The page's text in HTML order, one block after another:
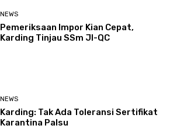
NEWS
Pemeriksaan Impor Kian Cepat,
Karding Tinjau SSm JI-QC
NEWS
Karding: Tak Ada Toleransi Sertifikat
Karantina Palsu